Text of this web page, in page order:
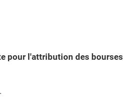
pour l'attribution des bourses